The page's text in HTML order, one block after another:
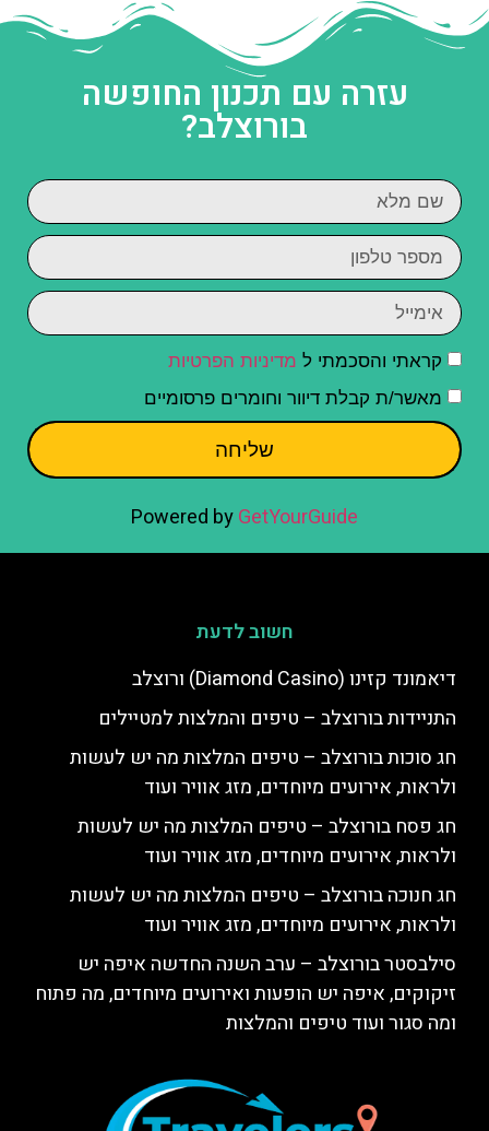
עזרה עם תכנון החופשה
בורוצלב?
קראתי והסכמתי ל מדיניות הפרטיות
מאשר/ת קבלת דיוור וחומרים פרסומיים
שליחה
Powered byGetYourGuide
חשוב לדעת
דיאמונד קזינו (Diamond Casino) ורוצלב
התניידות בורוצלב – טיפים והמלצות למטיילים
חג סוכות בורוצלב – טיפים המלצות מה יש לעשות
ולראות, אירועים מיוחדים, מזג אוויר ועוד
חג פסח בורוצלב – טיפים המלצות מה יש לעשות
ולראות, אירועים מיוחדים, מזג אוויר ועוד
חג חנוכה בורוצלב – טיפים המלצות מה יש לעשות
ולראות, אירועים מיוחדים, מזג אוויר ועוד
סילבסטר בורוצלב – ערב השנה החדשה איפה יש
זיקוקים, איפה יש הופעות ואירועים מיוחדים, מה פתוח
ומה סגור ועוד טיפים והמלצות